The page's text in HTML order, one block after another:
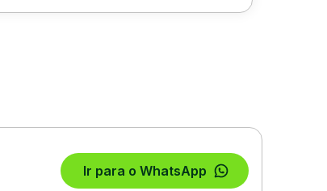
Ir para o WhatsApp